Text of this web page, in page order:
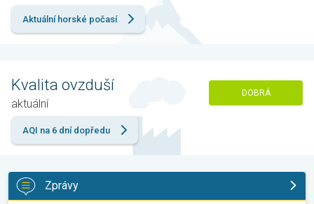
Aktuální horské počasí
Kvalita ovzduší
aktuální
DOBRÁ
AQI na 6 dní dopředu
Zprávy